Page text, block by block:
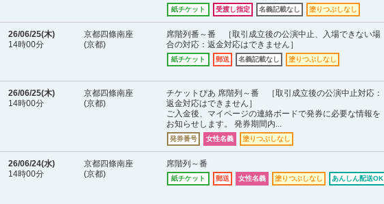
紙チケット 受渡し指定 名義記載なし 塗りつぶしなし
26/06/25(木)
14時00分
京都四條南座
(京都)
席階列番～番 ［取引成立後の公演中止、入場できない場
合の対応：返金対応はできません］
紙チケット 郵送 名義記載なし 塗りつぶしなし
26/06/25(木)
14時00分
京都四條南座
(京都)
チケットぴあ 席階列～番 ［取引成立後の公演中止対応：
返金対応はできません］
ご入金後、マイページの連絡ボードで発券に必要な情報を
お知らせします。 発券期間内...
発券番号 女性名義 塗りつぶしなし
26/06/24(水)
14時00分
京都四條南座
(京都)
席階列～番
紙チケット 郵送 女性名義 塗りつぶしなし あんしん配送OK